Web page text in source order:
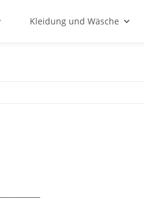
Kleidung und Wäsche